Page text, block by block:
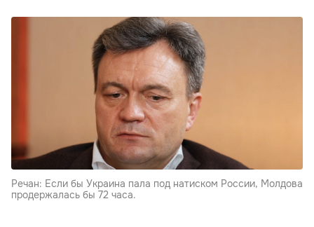
Речан: Если бы Украина пала под натиском России, Молдова
продержалась бы 72 часа.